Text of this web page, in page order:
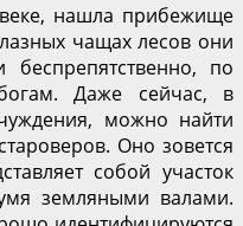
нашла прибежище
чащах лесов они
беспрепятственно, по
Даже сейчас, в
можно найти
Оно зовется
собой участок
земляными валами.